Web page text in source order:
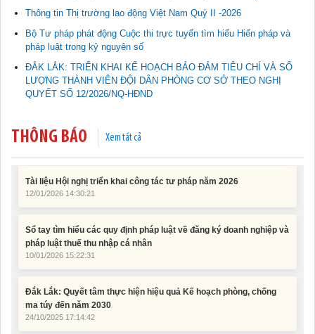
Thông tin Thị trường lao động Việt Nam Quý II -2026
Bộ Tư pháp phát động Cuộc thi trực tuyến tìm hiểu Hiến pháp và
pháp luật trong kỷ nguyên số
ĐẮK LẮK: TRIỂN KHAI KẾ HOẠCH BẢO ĐẢM TIÊU CHÍ VÀ SỐ
LƯỢNG THÀNH VIÊN ĐỘI DÂN PHÒNG CƠ SỞ THEO NGHỊ
QUYẾT SỐ 12/2026/NQ-HĐND
THÔNG BÁO Xem tất cả
Tài liệu phục vụ tiêu chí tiếp cận pháp luật trong đánh giá Nông
11/02/2026 08:45:12
Tài liệu Hội nghị công chức, viên chức và người lao động năm
2025
15/01/2026 15:29:29
Tài liệu Hội nghị triển khai công tác tư pháp năm 2026
Sổ tay tìm hiểu các quy định pháp luật về đăng ký doanh nghiệp và
pháp luật thuế thu nhập cá nhân
10/01/2026 15:22:31
Đắk Lắk: Quyết tâm thực hiện hiệu quả Kế hoạch phòng, chống
ma túy đến năm 2030
24/10/2025 17:14:42
Tài liệu phục vụ tiêu chí tiếp cận pháp luật trong đánh giá Nông
thôn mới
11/02/2026 08:45:12